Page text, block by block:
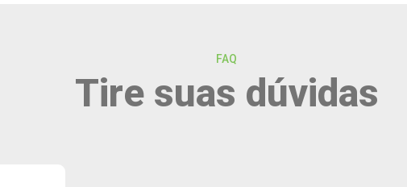
FAQ
Tire suas dúvidas